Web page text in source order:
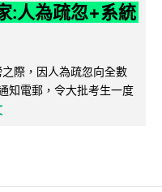
:人為疏忽+系統
際，因人為疏忽向全數
知電郵，令大批考生一度